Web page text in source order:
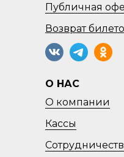
Публичная
О НАС
О компании
Кассы
Возврат